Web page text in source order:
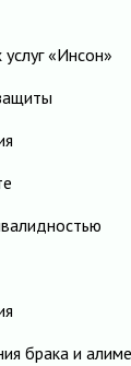
«Инсон»
брака и